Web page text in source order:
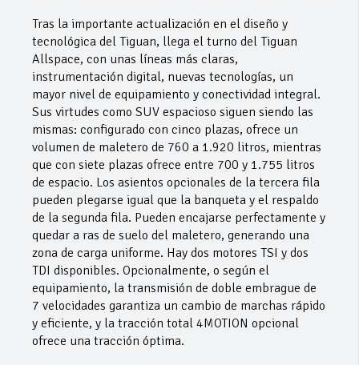
Tras la importante actualización en el diseño y
tecnológica del Tiguan, llega el turno del Tiguan
Allspace, con unas líneas más claras,
instrumentación digital, nuevas tecnologías, un
mayor nivel de equipamiento y conectividad integral.
Sus virtudes como SUV espacioso siguen siendo las
mismas: configurado con cinco plazas, ofrece un
volumen de maletero de 760 a 1.920 litros, mientras
que con siete plazas ofrece entre 700 y 1.755 litros
de espacio. Los asientos opcionales de la tercera fila
pueden plegarse igual que la banqueta y el respaldo
de la segunda fila. Pueden encajarse perfectamente y
quedar a ras de suelo del maletero, generando una
zona de carga uniforme. Hay dos motores TSI y dos
TDI disponibles. Opcionalmente, o según el
equipamiento, la transmisión de doble embrague de
7 velocidades garantiza un cambio de marchas rápido
y eficiente, y la tracción total 4MOTION opcional
ofrece una tracción óptima.